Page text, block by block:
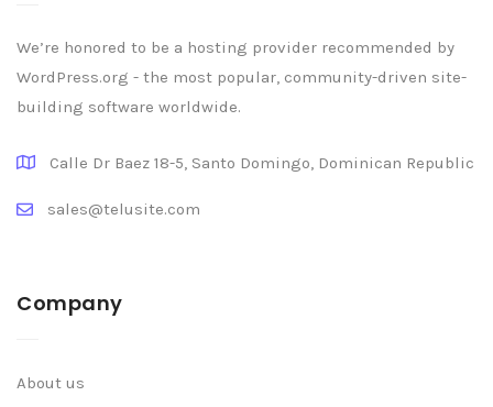
We’re honored to be a hosting provider recommended by
WordPress.org - the most popular, community-driven site-
building software worldwide.
Calle Dr Baez 18-5, Santo Domingo, Dominican Republic
sales@telusite.com
Company
About us